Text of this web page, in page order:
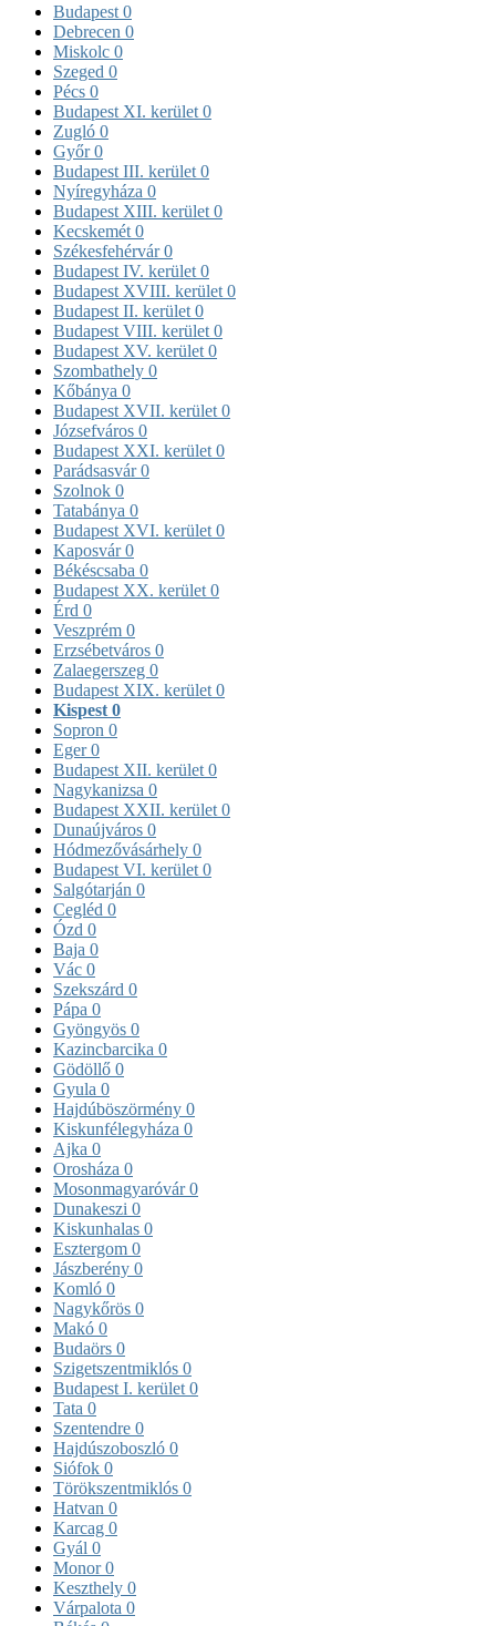
Budapest 0
Debrecen 0
Miskolc 0
Szeged 0
Pécs 0
Budapest XI. kerület 0
Zugló 0
Győr0
Budapest III. kerület 0
Nyíregyháza 0
Budapest XIII. kerület 0
Kecskemét 0
Székesfehérvár0
Budapest IV. kerület 0
Budapest XVIII. kerület 0
Budapest II. kerület 0
Budapest VIII. kerület 0
Budapest XV. kerület 0
Szombathely 0
Kőbánya 0
Budapest XVII. kerület 0
Józsefváros 0
Budapest XXI. kerület 0
Parádsasvár0
Szolnok 0
Tatabánya 0
Budapest XVI. kerület 0
Kaposvár0
Békéscsaba 0
Budapest XX. kerület 0
Érd 0
Veszprém 0
Erzsébetváros 0
Zalaegerszeg 0
Budapest XIX. kerület 0
Kispest 0
Sopron 0
Eger0
Budapest XII. kerület 0
Nagykanizsa 0
Budapest XXII. kerület 0
Dunaújváros 0
Hódmezővásárhely 0
Budapest VI. kerület 0
Salgótarján 0
Cegléd 0
Ózd 0
Baja 0
Vác 0
Szekszárd 0
Pápa 0
Gyöngyös 0
Kazincbarcika 0
Gödöllő 0
Gyula 0
Hajdúböszörmény 0
Kiskunfélegyháza 0
Ajka 0
Orosháza 0
Mosonmagyaróvár0
Dunakeszi 0
Kiskunhalas 0
Esztergom 0
Jászberény 0
Komló 0
Nagykőrös 0
Makó 0
Budaörs 0
Szigetszentmiklós 0
Budapest I. kerület 0
Tata 0
Szentendre 0
Hajdúszoboszló 0
Siófok 0
Törökszentmiklós 0
Hatvan 0
Karcag 0
Gyál 0
Monor0
Keszthely 0
Várpalota 0